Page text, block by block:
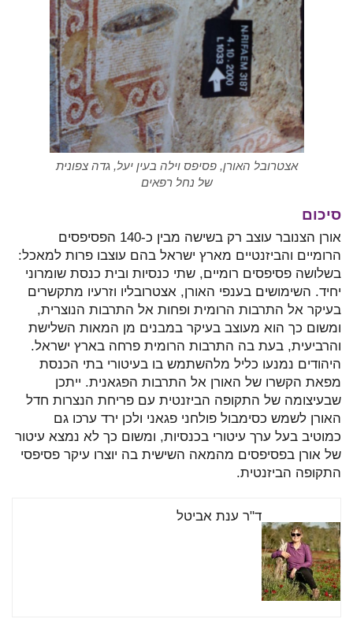
אצטרובל האורן, פסיפס וילה בעין יעל, גדה צפונית
של נחל רפאים
סיכום
אורן הצנובר עוצב רק בשישה מבין כ-140 הפסיפסים
הרומיים והביזנטיים מארץ ישראל בהם עוצבו פרות למאכל:
בשלושה פסיפסים רומיים, שתי כנסיות ובית כנסת שומרוני
יחיד. השימושים בענפי האורן, אצטרובליו וזרעיו מתקשרים
בעיקר אל התרבות הרומית ופחות אל התרבות הנוצרית,
ומשום כך הוא מעוצב בעיקר במבנים מן המאות השלישת
והרביעית, בעת בה התרבות הרומית פרחה בארץ ישראל.
היהודים נמנעו כליל מלהשתמש בו בעיטורי בתי הכנסת
מפאת הקשרו של האורן אל התרבות הפגאנית. ייתכן
שבעיצומה של התקופה הביזנטית עם פריחת הנצרות חדל
האורן לשמש כסימבול פולחני פגאני ולכן ירד ערכו גם
כמוטיב בעל ערך עיטורי בכנסיות, ומשום כך לא נמצא עיטור
של אורן בפסיפסים מהמאה השישית בה יוצרו עיקר פסיפסי
התקופה הביזנטית.
ד"ר ענת אביטל